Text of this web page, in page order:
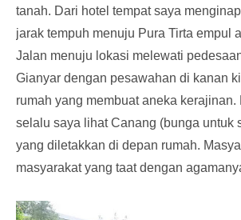
tanah. Dari hotel tempat saya
jarak tempuh menuju Pura Tirta empul
Jalan menuju lokasi melewati
Gianyar dengan pesawahan di kanan
rumah yang membuat aneka kerajinan.
selalu saya lihat Canang (bunga untuk
yang diletakkan di depan rumah.
masyarakat yang taat dengan